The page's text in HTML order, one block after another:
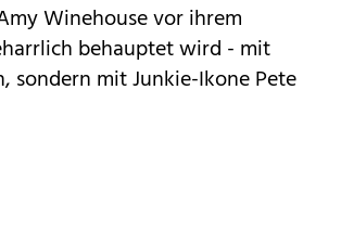
Winehouse vor ihrem
behauptet wird - mit
sondern mit Junkie-Ikone Pete